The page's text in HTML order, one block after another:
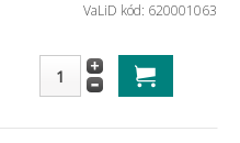
VaLiD kód: 620001063